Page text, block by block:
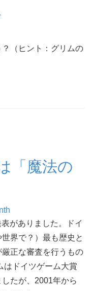
（ヒント：グリムの
「魔法の
がありました。ドイ
界で？）最も歴史と
正な審査を行うもの
はドイツゲーム大賞
たが、2001年から